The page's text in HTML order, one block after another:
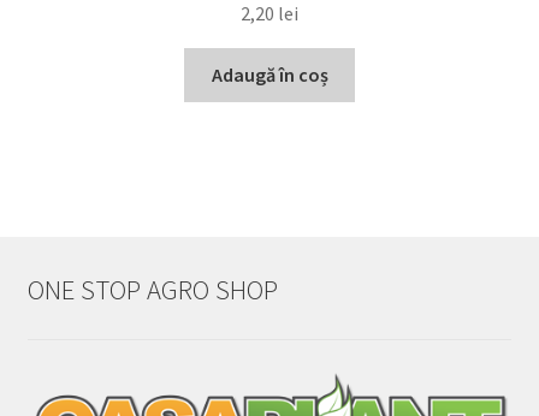
2,20 lei
Adaugă în coș
ONE STOP AGRO SHOP